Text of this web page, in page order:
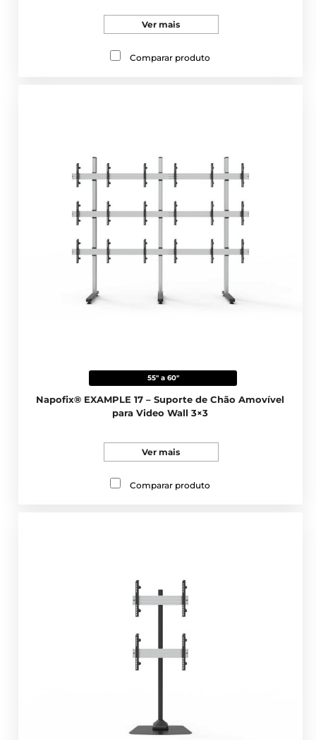
Ver mais
Comparar produto
55" a 60"
Napofix® EXAMPLE 17 – Suporte de Chão Amovível
para Video Wall 3×3
Ver mais
Comparar produto